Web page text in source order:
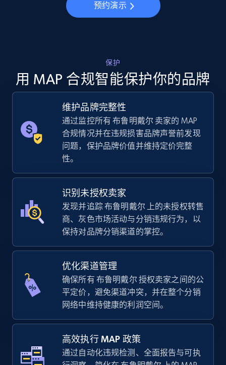
875+ 立即开始
URL, Title, Available, Description, Currency, Initial
price, Final price, Discount percent, and more.
668+
TikTok Shop - category
URL, Title, Available, Description, Currency, Initial
price, Final price, Discount percent, and more.
5.4K+ 668+ 立即开始
TikTok Shop - Collect TikTok shop products
by keywords search
URL, Title, Available, Description, Currency, Initial
price, Final price, Discount percent, and more.
预约演示
保护
用 MAP 合规智能保护你的品牌
维护品牌完整性
通过监控所有 布鲁明戴尔 卖家的 MAP
合规情况并在违规损害品牌声誉前发现
问题，保护品牌价值并维持定价完整
性。
识别未授权卖家
发现并追踪 布鲁明戴尔 上的未授权转售
商、灰色市场活动与分销违规行为，以
保持对品牌分销渠道的掌控。
优化渠道管理
确保所有 布鲁明戴尔 授权卖家之间的公
平定价，避免渠道冲突，并在整个分销
网络中维持健康的利润空间。
高效执行 MAP 政策
通过自动化违规检测、全面报告与可执